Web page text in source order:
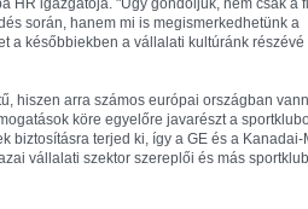
HR igazgatója. "Úgy gondoljuk, nem csak a
során, hanem mi is megismerkedhetünk a
a későbbiekben a vállalati kultúránk részévé
hiszen arra számos európai országban
köre egyelőre javarészt a
biztosításra terjed ki, így a GE és a Kanadai-
vállalati szektor szereplői és más